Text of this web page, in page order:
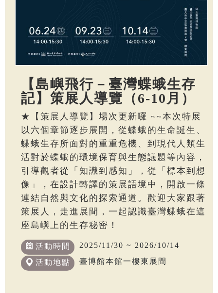
【島嶼飛行－臺灣蝶蛾生存
記】策展人導覽（6-10月）
★【策展人導覽】場次更新囉 ~~本次特展
以六個章節逐步展開，從蝶蛾的生命誕生、
蝶蛾生存所面對的重重危機、到現代人類生
活對於蝶蛾的環境保育與生態議題等內容，
引導觀者從「知識到感知」，從「標本到想
像」，在設計轉譯的策展語境中，開啟一條
連結自然與文化的探索通道。歡迎大家跟著
策展人，走進展間，一起認識臺灣蝶蛾在這
座島嶼上的生存秘密！
活動時間 2025/11/30 ~ 2026/10/14
活動地點 臺博館本館一樓東展間